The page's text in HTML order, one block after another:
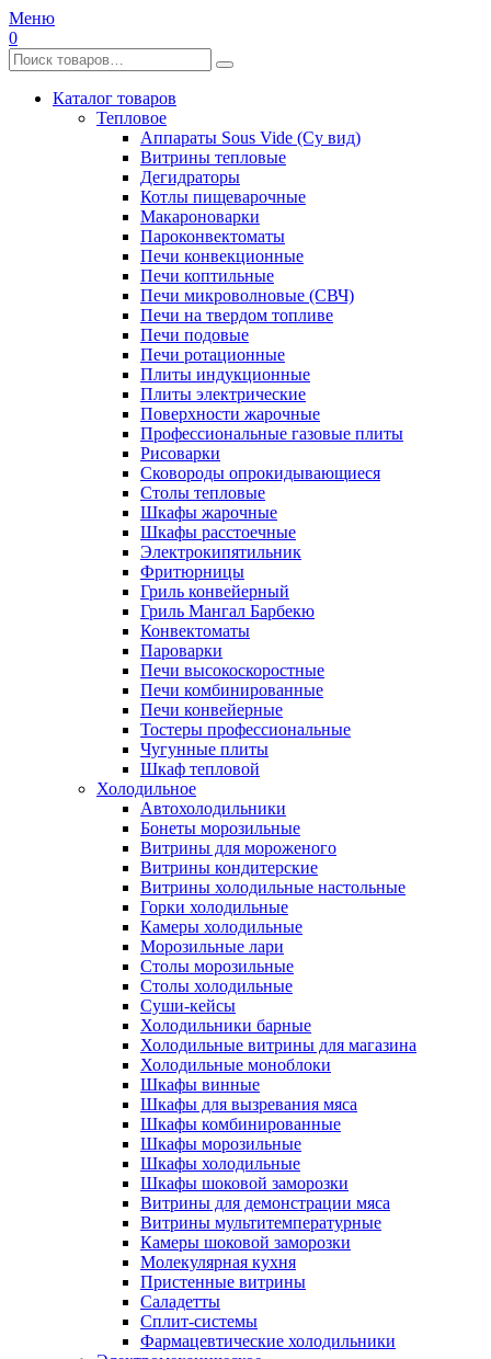
Меню
0
Каталог товаров
Тепловое
Аппараты Sous Vide (Су вид)
Витрины тепловые
Дегидраторы
Котлы пищеварочные
Макароноварки
Пароконвектоматы
Печи конвекционные
Печи коптильные
Печи микроволновые (СВЧ)
Печи на твердом топливе
Печи подовые
Печи ротационные
Плиты индукционные
Плиты электрические
Поверхности жарочные
Профессиональные газовые плиты
Рисоварки
Сковороды опрокидывающиеся
Столы тепловые
Шкафы жарочные
Шкафы расстоечные
Электрокипятильник
Фритюрницы
Гриль конвейерный
Гриль Мангал Барбекю
Конвектоматы
Пароварки
Печи высокоскоростные
Печи комбинированные
Печи конвейерные
Тостеры профессиональные
Чугунные плиты
Шкаф тепловой
Холодильное
Автохолодильники
Бонеты морозильные
Витрины для мороженого
Витрины кондитерские
Витрины холодильные настольные
Горки холодильные
Камеры холодильные
Морозильные лари
Столы морозильные
Столы холодильные
Суши-кейсы
Холодильники барные
Холодильные витрины для магазина
Холодильные моноблоки
Шкафы винные
Шкафы для вызревания мяса
Шкафы комбинированные
Шкафы морозильные
Шкафы холодильные
Шкафы шоковой заморозки
Витрины для демонстрации мяса
Витрины мультитемпературные
Камеры шоковой заморозки
Молекулярная кухня
Пристенные витрины
Саладетты
Сплит-системы
Фармацевтические холодильники